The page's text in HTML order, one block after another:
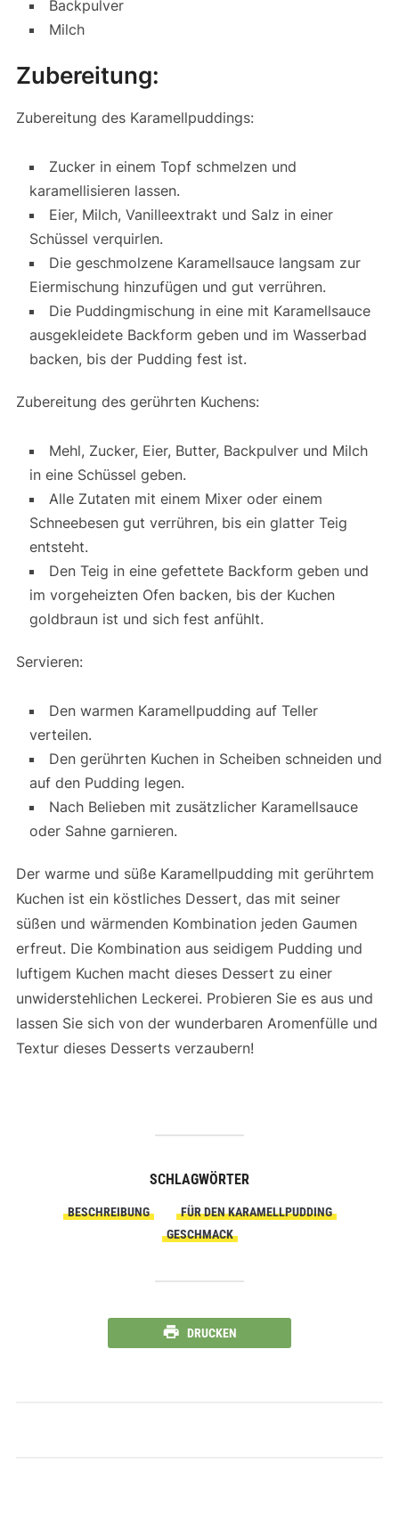
Backpulver
Milch
Zubereitung:
Zubereitung des Karamellpuddings:
Zucker in einem Topf schmelzen und
karamellisieren lassen.
Eier, Milch, Vanilleextrakt und Salz in einer
Schüssel verquirlen.
Die geschmolzene Karamellsauce langsam zur
Eiermischung hinzufügen und gut verrühren.
Die Puddingmischung in eine mit Karamellsauce
ausgekleidete Backform geben und im Wasserbad
backen, bis der Pudding fest ist.
Zubereitung des gerührten Kuchens:
Mehl, Zucker, Eier, Butter, Backpulver und Milch
in eine Schüssel geben.
Alle Zutaten mit einem Mixer oder einem
Schneebesen gut verrühren, bis ein glatter Teig
entsteht.
Den Teig in eine gefettete Backform geben und
im vorgeheizten Ofen backen, bis der Kuchen
goldbraun ist und sich fest anfühlt.
Servieren:
Den warmen Karamellpudding auf Teller
verteilen.
Den gerührten Kuchen in Scheiben schneiden und
auf den Pudding legen.
Nach Belieben mit zusätzlicher Karamellsauce
oder Sahne garnieren.
Der warme und süße Karamellpudding mit gerührtem
Kuchen ist ein köstliches Dessert, das mit seiner
süßen und wärmenden Kombination jeden Gaumen
erfreut. Die Kombination aus seidigem Pudding und
luftigem Kuchen macht dieses Dessert zu einer
unwiderstehlichen Leckerei. Probieren Sie es aus und
lassen Sie sich von der wunderbaren Aromenfülle und
Textur dieses Desserts verzaubern!
SCHLAGWÖRTER
BESCHREIBUNG
FÜR DEN KARAMELLPUDDING
GESCHMACK
DRUCKEN